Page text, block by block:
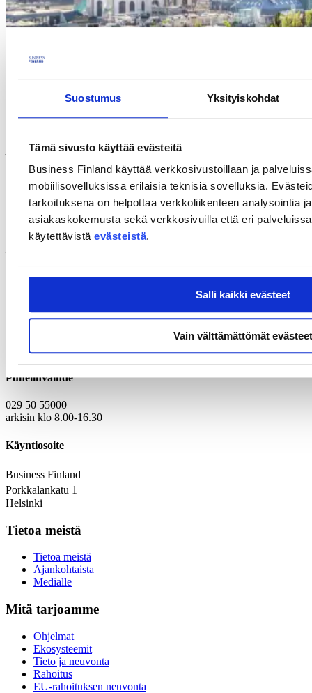
Suostumus Yksityiskohdat
Tämä sivusto käyttää evästeitä
Business Finland käyttää verkkosivustoillaan ja
mobiilisovelluksissa erilaisia teknisiä sovelluksia.
tarkoituksena on helpottaa verkkoliikenteen analysointia
asiakaskokemusta sekä verkkosivuilla että eri
käytettävistä evästeistä.
Salli kaikki evästeet
Vain välttämättömät evästeet
ja yhteistyökumppanien kanssa sekä tutustua aiheeseen liittyviin
Verkostoitumistapahtuma järjestetään Vienna Healthcare Groupin
tiloissa. Tilaisuus saattaa sisältää iltatapahtuman. Lisätietoja tästä
Huomioikaa että tuotteen/ratkaisun täytyy olla markkinavalmis
Yhteystiedot
Laskutustiedot
Puhelinvaihde
029 50 55000
arkisin klo 8.00-16.30
Käyntiosoite
Business Finland
Porkkalankatu 1
Helsinki
Tietoa meistä
Tietoa meistä
Ajankohtaista
Medialle
Mitä tarjoamme
Ohjelmat
Ekosysteemit
Tieto ja neuvonta
Rahoitus
EU-rahoituksen neuvonta